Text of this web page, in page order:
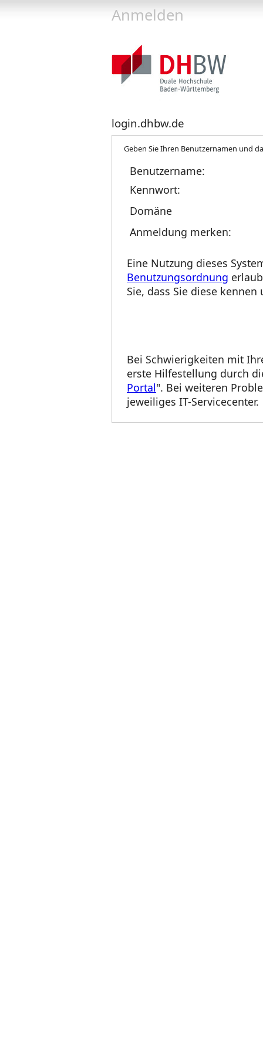
Anmelden
login.dhbw.de
Geben Sie Ihren Benutzernamen und
Benutzername:
Kennwort:
Domäne
Anmeldung merken:
Eine Nutzung dieses
Benutzungsordnung
Sie, dass Sie diese
Bei Schwierigkeiten mit
erste Hilfestellung durch
Portal". Bei weiteren
jeweiliges IT-Servicecenter.